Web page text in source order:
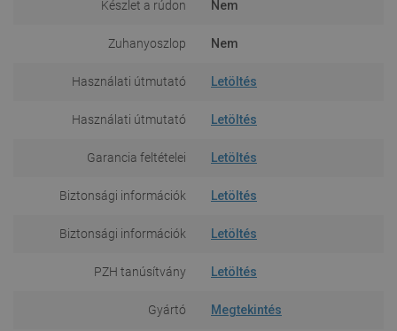
Készlet a rúdon Nem
Zuhanyoszlop Nem
Használati útmutató Letöltés
Használati útmutató Letöltés
Garancia feltételei Letöltés
Biztonsági információk Letöltés
Biztonsági információk Letöltés
PZH tanúsítvány Letöltés
Gyártó Megtekintés